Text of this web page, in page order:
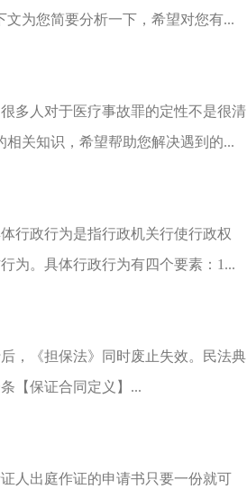
为您简要分析一下，希望对您有...
多人对于医疗事故罪的定性不是很清
关知识，希望帮助您解决遇到的...
行政行为是指行政机关行使行政权
为。具体行政行为有四个要素：1...
，《担保法》同时废止失效。民法典
【保证合同定义】...
人出庭作证的申请书只要一份就可